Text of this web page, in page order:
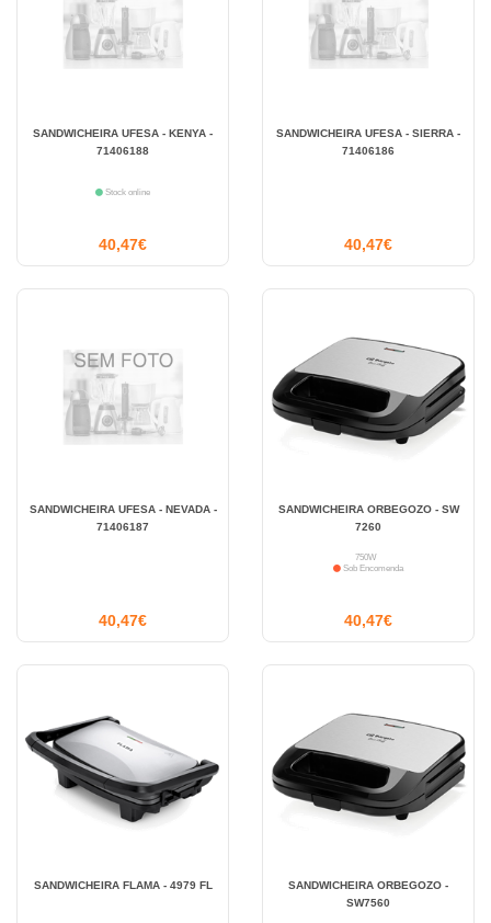
SANDWICHEIRA UFESA - KENYA -
71406188
Stock online
40,47€
SANDWICHEIRA UFESA - SIERRA -
71406186
40,47€
SANDWICHEIRA UFESA - NEVADA -
71406187
40,47€
SANDWICHEIRA ORBEGOZO - SW
7260
750W
Sob Encomenda
40,47€
SANDWICHEIRA FLAMA - 4979 FL
SANDWICHEIRA ORBEGOZO -
SW7560